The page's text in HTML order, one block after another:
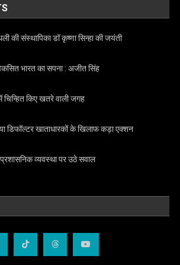
की संस्थापिका डॉ कृष्णा सिन्हा की जयंती
भारत का सपना : अजीत सिंह
किए खतरे वाली जगह
डिफॉल्टर खाताधारकों के खिलाफ कड़ा एक्शन
प्रशासनिक व्यवस्था पर उठे सवाल